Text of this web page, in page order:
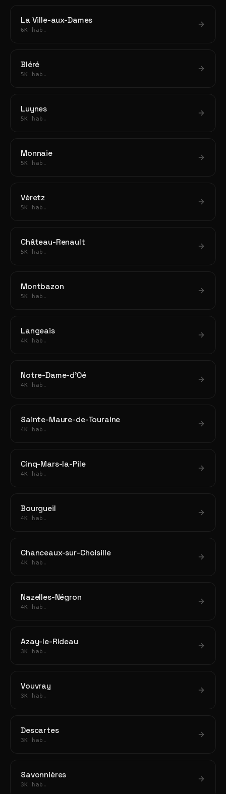
La Ville-aux-Dames
6K hab.
Bléré
5K hab.
Luynes
5K hab.
Monnaie
5K hab.
Véretz
5K hab.
Château-Renault
5K hab.
Montbazon
5K hab.
Langeais
4K hab.
Notre-Dame-d'Oé
4K hab.
Sainte-Maure-de-Touraine
4K hab.
Cinq-Mars-la-Pile
4K hab.
Bourgueil
4K hab.
Chanceaux-sur-Choisille
4K hab.
Nazelles-Négron
4K hab.
Azay-le-Rideau
3K hab.
Vouvray
3K hab.
Descartes
3K hab.
Savonnières
3K hab.